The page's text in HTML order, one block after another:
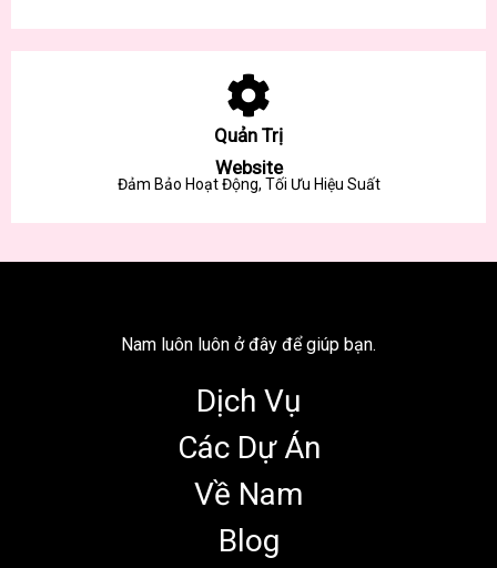
Quản Trị
Website
Đảm Bảo Hoạt Động, Tối Ưu Hiệu Suất
Nam luôn luôn ở đây để giúp bạn.
Dịch Vụ
Các Dự Án
Về Nam
Blog